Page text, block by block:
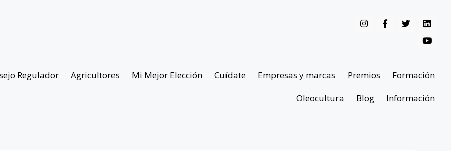
Regulador Agricultores Mi Mejor Elección Cuídate Empresas y marcas Premios
Formación
Oleocultura
Blog Información